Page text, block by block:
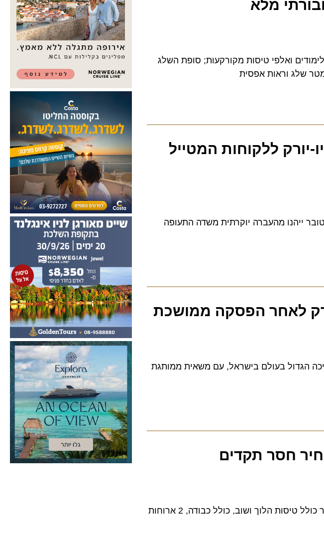
מלא
ואלפי טיסות מקורקעות; סופת השלג
וראות אפסית
ללקוחות המטייל
ייהנו מהעברה יוקרתית משדה התעופה
לאחר הפסקה ממושכת
הגדול בעולם בישראל, עם משאית ממותגת
חסר תקדים
טיסות ישירות של ארקיע לניו יורק ב-999 דולר בלבד. המחיר כולל טיסות הלוך ושוב, כולל כבודה, 2 ארוחות